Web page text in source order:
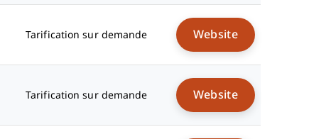
Tarification sur demande Website
Tarification sur demande Website